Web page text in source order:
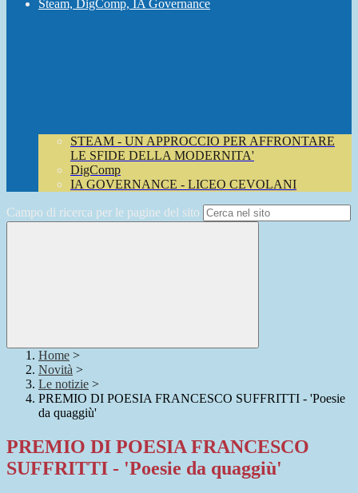
Steam, DigComp, IA Governance
STEAM - UN APPROCCIO PER AFFRONTARE
LE SFIDE DELLA MODERNITA'
DigComp
IA GOVERNANCE - LICEO CEVOLANI
Campo di ricerca per le pagine del sito
Home >
Novità >
Le notizie >
PREMIO DI POESIA FRANCESCO SUFFRITTI - 'Poesie
da quaggiù'
PREMIO DI POESIA FRANCESCO
SUFFRITTI - 'Poesie da quaggiù'